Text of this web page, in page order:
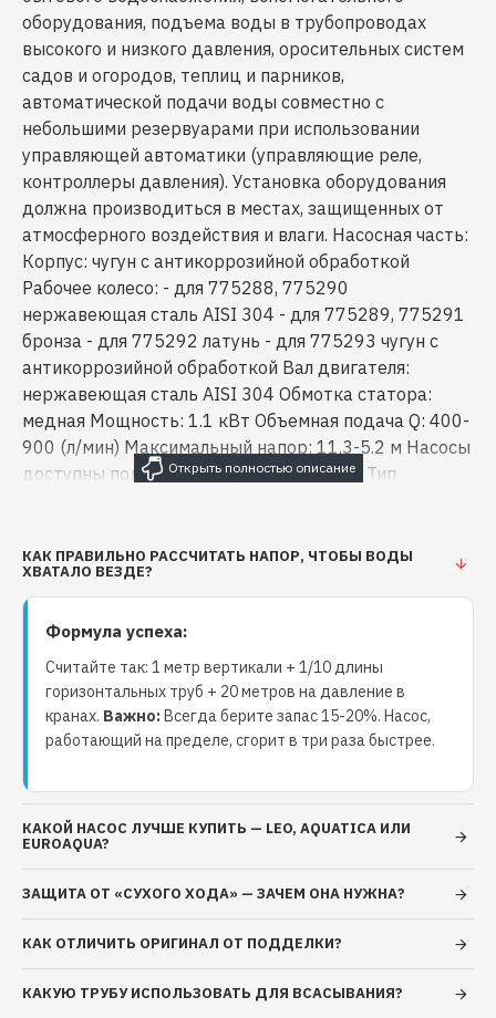
оборудования, подъема воды в трубопроводах
высокого и низкого давления, оросительных систем
садов и огородов, теплиц и парников,
автоматической подачи воды совместно с
небольшими резервуарами при использовании
управляющей автоматики (управляющие реле,
контроллеры давления). Установка оборудования
должна производиться в местах, защищенных от
атмосферного воздействия и влаги. Насосная часть:
Корпус: чугун с антикоррозийной обработкой
Рабочее колесо: - для 775288, 775290
нержавеющая сталь AISI 304 - для 775289, 775291
бронза - для 775292 латунь - для 775293 чугун с
антикоррозийной обработкой Вал двигателя:
нержавеющая сталь AISI 304 Обмотка статора:
медная Мощность: 1.1 кВт Объемная подача Q: 400-
900 (л/мин) Максимальный напор: 11.3-5.2 м Насосы
доступны под заказ Электродвигатель: Тип
термозащитой Подшипник: качения (C&U) Обмотки
статора: медь Напряжение: 220-240 В/ 380 B
Частота: 50 Гц Класс изоляции: F Класс защиты:
IPX4 Длина кабеля: 1 м. Условия применения:
Максимальная температура окружающей среды:
+40˚С Максимальная температура перекачиваемой
жидкости: +60˚С Максимальная высота всасывания:
до 8 м Только для чистой воды без
извести и т.д.) Водородный показатель воды (рН):
6,5 - 8,5 Общая минерализация воды: не более 1500
г/м³ Срок гарантийного обслуживания: 24 месяца.
КАК ПРАВИЛЬНО РАССЧИТАТЬ НАПОР, ЧТОБЫ ВОДЫ
ХВАТАЛО ВЕЗДЕ?
Формула успеха:
Считайте так: 1 метр вертикали + 1/10 длины
горизонтальных труб + 20 метров на давление в
кранах. Важно:Всегда берите запас 15-20%. Насос,
работающий на пределе, сгорит в три раза быстрее.
КАКОЙ НАСОС ЛУЧШЕ КУПИТЬ — LEO, AQUATICA ИЛИ
EUROAQUA?
ЗАЩИТА ОТ «СУХОГО ХОДА» — ЗАЧЕМ ОНА НУЖНА?
КАК ОТЛИЧИТЬ ОРИГИНАЛ ОТ ПОДДЕЛКИ?
КАКУЮ ТРУБУ ИСПОЛЬЗОВАТЬ ДЛЯ ВСАСЫВАНИЯ?